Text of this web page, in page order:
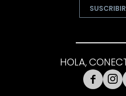
HOLA,
 